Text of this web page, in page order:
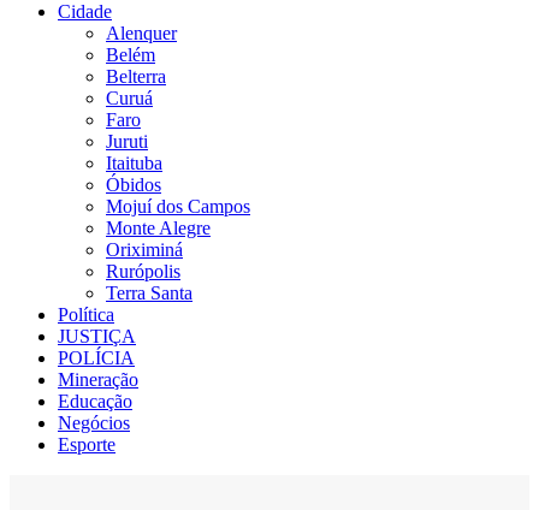
Cidade
Alenquer
Belém
Belterra
Curuá
Faro
Juruti
Itaituba
Óbidos
Mojuí dos Campos
Monte Alegre
Oriximiná
Rurópolis
Terra Santa
Política
JUSTIÇA
POLÍCIA
Mineração
Educação
Negócios
Esporte